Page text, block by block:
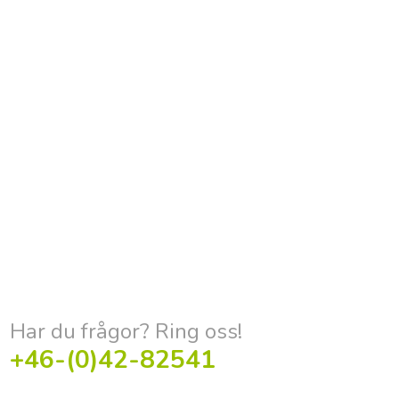
Har du frågor? Ring oss!
+46-(0)42-82541